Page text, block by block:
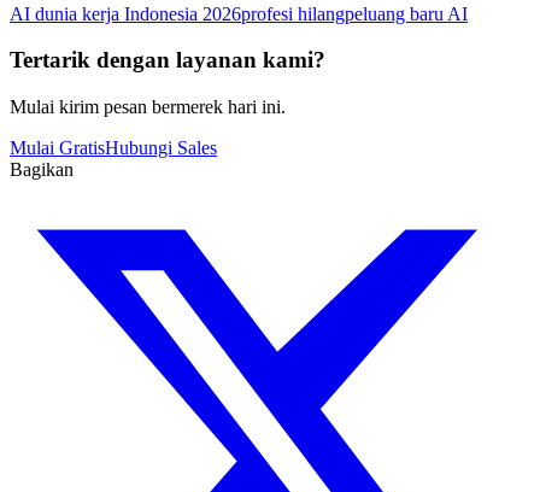
AI dunia kerja Indonesia 2026profesi hilangpeluang baru AI
Tertarik dengan layanan kami?
Mulai kirim pesan bermerek hari ini.
Mulai GratisHubungi Sales
Bagikan